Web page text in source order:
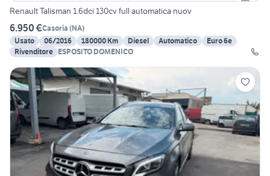
Renault Talisman 1.6dci 130cv full automatica nuov
6.950 €Casoria (NA)
Usato
06/2016 180000 Km Diesel Automatico
Euro 6e
Rivenditore ESPOSITO DOMENICO